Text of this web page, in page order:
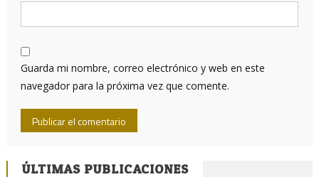
Guarda mi nombre, correo electrónico y web en este
navegador para la próxima vez que comente.
ÚLTIMAS PUBLICACIONES